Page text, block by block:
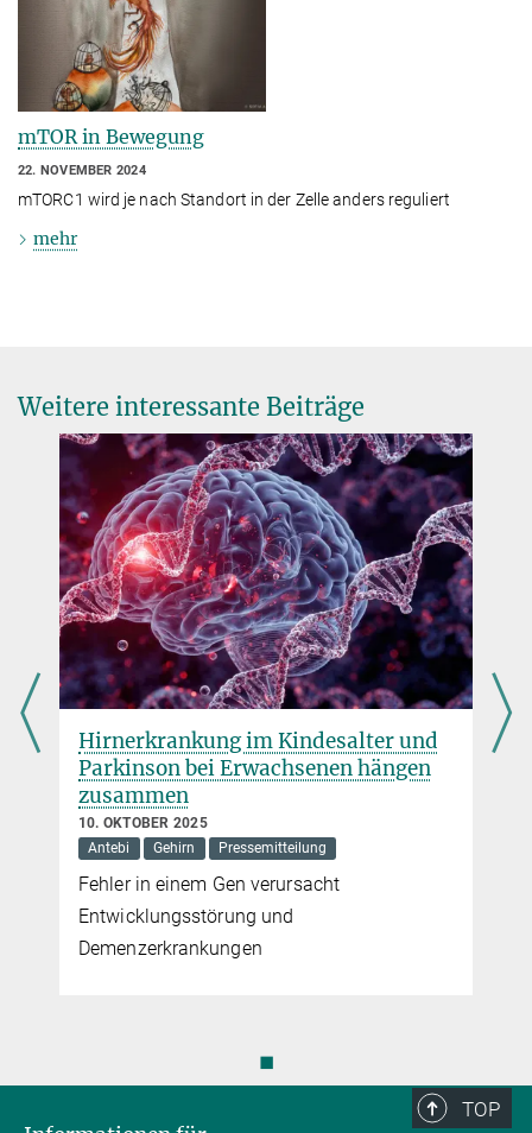
mTOR in Bewegung
22. NOVEMBER 2024
mTORC1 wird je nach Standort in der Zelle anders reguliert
mehr
Weitere interessante Beiträge
Hirnerkrankung im Kindesalter und
Parkinson bei Erwachsenen hängen
zusammen
10. OKTOBER 2025
Antebi
Gehirn Pressemitteilung
Fehler in einem Gen verursacht
Entwicklungsstörung und
Demenzerkrankungen
◼
TOP